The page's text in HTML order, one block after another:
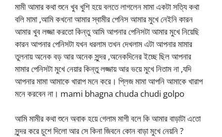
মামী আমার কথা শুনে খুব খুশি হয়ে বলতে লাগলেন মামা একটা সত্যি কথা
বলি মামা ,আমি কখনো আমার স্বামীর পেনিস আমার মুখে নেইনি কারন
আমার খুব লজ্জা করতো কিন্তু আমি আপনার পেনিসটা আমার মুখে নিয়েছি
কারন আপনার পেনিসটা যখন ধরলাম তখন দেখলাম এটা আপনার মামার
তুলনায় অনেক বড় আর অনেক সুন্দর ,অনেকদিনের ইচ্ছে ছিল আপনার
মামার পেনিসটা মুখে নেয়ার কিন্তু লজ্জায় আর ভয়ে মুখে নিতাম না ,যদি
আপনার মামা আমাকে খারাপ মনে করে। প্লিজ মামা আপনি আমাকে খারাপ
মনে করবেন না। mami bhagna chuda chudi golpo
আমি মামীর কথা শুনে অবাক হয়ে গেলাম মাগী বলে কি আমার বাড়াটা এতো
সুন্দর করে চুশে দিলো আর সে কিনা জিবনে কোন বাড়া মুখে নেয়নি ?